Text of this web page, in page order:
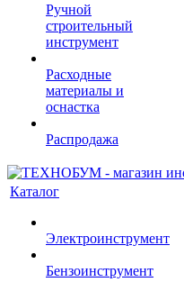
Ручной
строительный
инструмент
Расходные
материалы и
оснастка
Распродажа
Каталог
Электроинструмент
Бензоинструмент